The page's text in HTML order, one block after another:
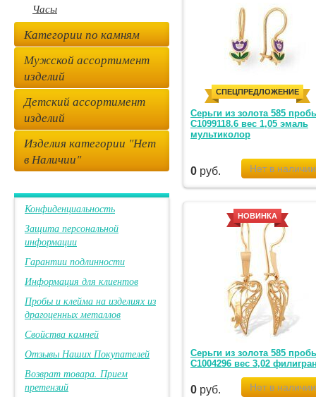
СПЕЦПРЕДЛОЖЕНИЕ
Серьги из золота 585
С1099118.6 вес 1,05 эмаль
мультиколор
0 руб.
НОВИНКА
Серьги из золота 585
С1004296 вес 3,02
0 руб.
Часы
Категории по камням
Мужской ассортимент
изделий
Детский ассортимент
изделий
Изделия категории "Нет
в Наличии"
Конфиденциальность
Защита персональной
информации
Гарантии подлинности
Информация для клиентов
Пробы и клейма на изделиях из
драгоценных металлов
Свойства камней
Отзывы Наших Покупателей
Возврат товара. Прием
претензий